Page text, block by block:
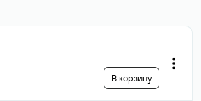
В корзину